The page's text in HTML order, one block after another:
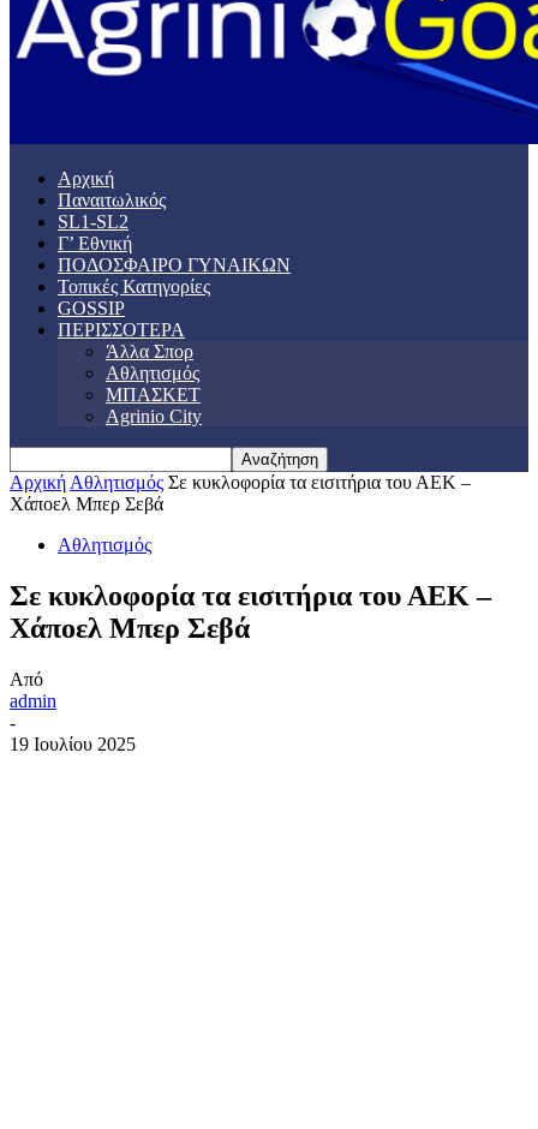
Αρχική
Παναιτωλικός
SL1-SL2
Γ’ Εθνική
ΠΟΔΟΣΦΑΙΡΟ ΓΥΝΑΙΚΩΝ
Τοπικές Κατηγορίες
GOSSIP
ΠΕΡΙΣΣΟΤΕΡΑ
Άλλα Σπορ
Αθλητισμός
ΜΠΑΣΚΕΤ
Agrinio City
Αρχική Αθλητισμός Σε κυκλοφορία τα εισιτήρια του ΑΕΚ –
Χάποελ Μπερ Σεβά
Αθλητισμός
Σε κυκλοφορία τα εισιτήρια του ΑΕΚ –
Χάποελ Μπερ Σεβά
Από
admin
-
19 Ιουλίου 2025